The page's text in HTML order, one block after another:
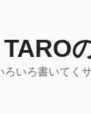
いろ書いてく